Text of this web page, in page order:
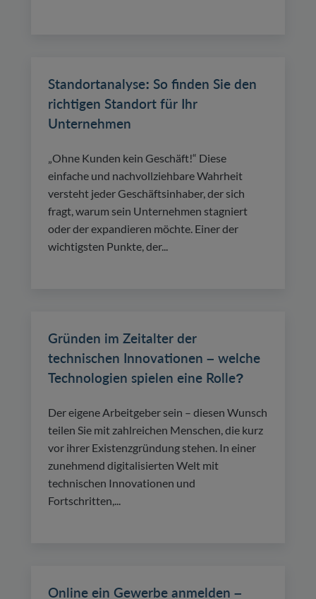
Standortanalyse: So finden Sie den
richtigen Standort für Ihr
Unternehmen
„Ohne Kunden kein Geschäft!“ Diese
einfache und nachvollziehbare Wahrheit
versteht jeder Geschäftsinhaber, der sich
fragt, warum sein Unternehmen stagniert
oder der expandieren möchte. Einer der
wichtigsten Punkte, der...
Gründen im Zeitalter der
technischen Innovationen – welche
Technologien spielen eine Rolle?
Der eigene Arbeitgeber sein – diesen Wunsch
teilen Sie mit zahlreichen Menschen, die kurz
vor ihrer Existenzgründung stehen. In einer
zunehmend digitalisierten Welt mit
technischen Innovationen und
Fortschritten,...
Online ein Gewerbe anmelden –